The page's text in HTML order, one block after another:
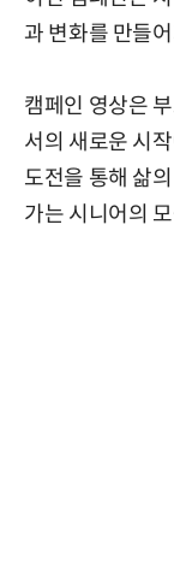
과 변화를 만들
캠페인 영상은
서의 새로운 시
도전을 통해 삶
가는 시니어의